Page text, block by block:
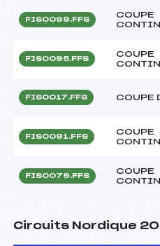
FIS0099.FFS
COUPE
FIS0095.FFS
COUPE
FIS0017.FFS COUPE
FIS0091.FFS
COUPE
FIS0079.FFS
COUPE
Circuits Nordique